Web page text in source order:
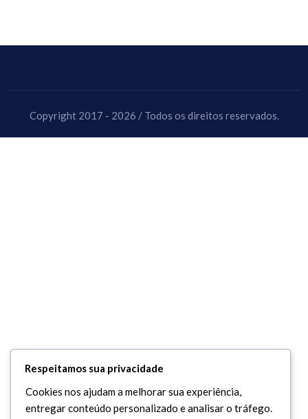
Copyright 2017 - 2026 / Todos os direitos reservados.
Respeitamos sua privacidade
Cookies nos ajudam a melhorar sua experiência,
entregar conteúdo personalizado e analisar o tráfego.